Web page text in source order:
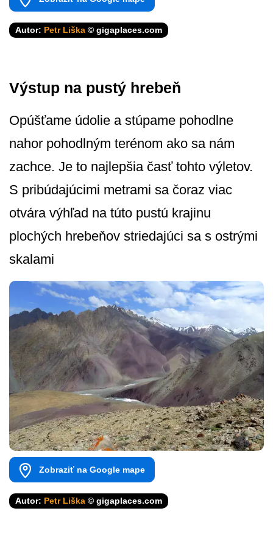
Autor: Petr Liška © gigaplaces.com
Výstup na pustý hrebeň
Opúšťame údolie a stúpame pohodlne
nahor pohodlným terénom ako sa nám
zachce. Je to najlepšia časť tohto výletov.
S pribúdajúcimi metrami sa čoraz viac
otvára výhľad na túto pustú krajinu
plochých hrebeňov striedajúci sa s ostrými
skalami
Zobraziť na Google mape
Autor: Petr Liška © gigaplaces.com